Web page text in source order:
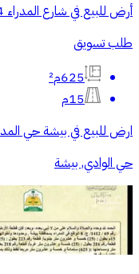
أرض للبيع في شارع المدراء 84 ، حي الوادي ، بيشة ، بيشة
طلب تسويق
625م²
15م
ارض للبيع في بيشة حي
حي الوادي, بيشة